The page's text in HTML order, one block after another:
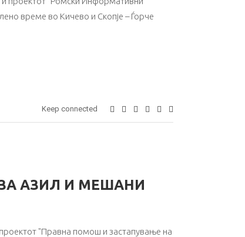
време во Кичево и Скопје – Ѓорче
Keep connected
АЗИЛ И МЕШАНИ
"Правна помош и застапување на